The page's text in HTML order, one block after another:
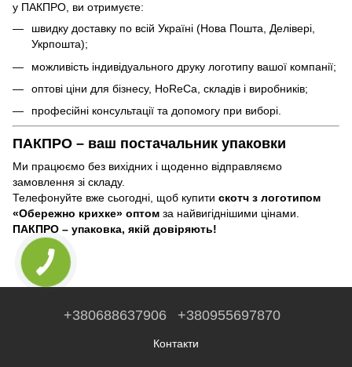
у ПАКПРО, ви отримуєте:
швидку доставку по всій Україні (Нова Пошта, Делівері,
Укрпошта);
можливість індивідуального друку логотипу вашої компанії;
оптові ціни для бізнесу, HoReCa, складів і виробників;
професійні консультації та допомогу при виборі.
ПАКПРО – ваш постачальник упаковки
Ми працюємо без вихідних і щоденно відправляємо
замовлення зі складу.
Телефонуйте вже сьогодні, щоб купити скотч з логотипом
«Обережно крихке» оптом за найвигіднішими цінами.
ПАКПРО – упаковка, якій довіряють!
+380688637906 +380955697870
Контакти